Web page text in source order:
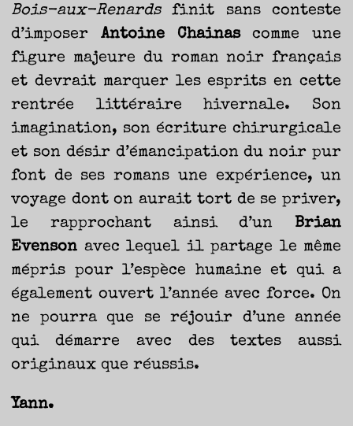
Bois-aux-Renardsfinit sans conteste
d’imposerAntoine Chainascomme une
figure majeure du roman noir français
et devrait marquer les esprits en cette
rentrée littéraire hivernale. Son
imagination, son écriture chirurgicale
et son désir d’émancipation du noir pur
font de ses romans une expérience, un
voyage dont on aurait tort de se priver,
le rapprochant ainsi d’un Brian
Evenson avec lequel il partage le même
mépris pour l’espèce humaine et qui a
également ouvert l’année avec force. On
ne pourra que se réjouir d’une année
qui démarre avec des textes aussi
originaux que réussis.
Yann.